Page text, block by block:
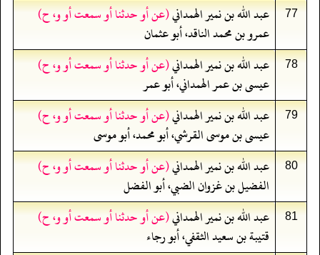
77 عبد الله بن نمير الهمداني(عن أو حدثنا أو سمعت أو و، ح)
عمرو بن محمد الناقد، أبو عثمان
78 عبد الله بن نمير الهمداني(عن أو حدثنا أو سمعت أو و، ح)
عيسى بن عمر الهمداني، أبو عمر
79 عبد الله بن نمير الهمداني(عن أو حدثنا أو سمعت أو و، ح)
عيسى بن موسى القرشي، أبو محمد، أبو موسى
80 عبد الله بن نمير الهمداني(عن أو حدثنا أو سمعت أو و، ح)
الفضيل بن غزوان الضبي، أبو الفضل
81 عبد الله بن نمير الهمداني(عن أو حدثنا أو سمعت أو و، ح)
قتيبة بن سعيد الثقفي، أبو رجاء